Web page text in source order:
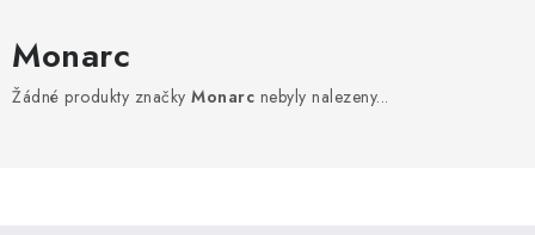
Vytápění
Monarc
Žádné produkty značky Monarc nebyly nalezeny...